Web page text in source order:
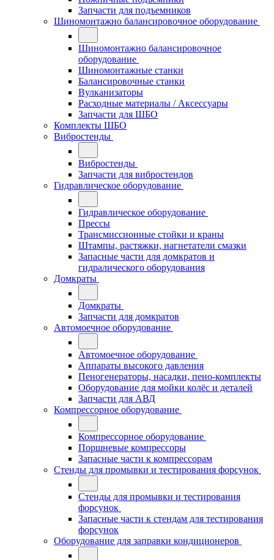
Запчасти для подъемников
Шиномонтажно балансировочное оборудование
Шиномонтажно балансировочное
оборудование
Шиномонтажные станки
Балансировочные станки
Вулканизаторы
Расходные материалы / Аксессуары
Запчасти для ШБО
Комплекты ШБО
Вибростенды
Вибростенды
Запчасти для вибростендов
Гидравлическое оборудование
Гидравлическое оборудование
Прессы
Трансмиссионные стойки и краны
Штампы, растяжки, нагнетатели смазки
Запасные части для домкратов и
гидралического оборудования
Домкраты
Домкраты
Запчасти для домкратов
Автомоечное оборудование
Автомоечное оборудование
Аппараты высокого давления
Пеногенераторы, насадки, пено-комплекты
Оборудование для мойки колёс и деталей
Запчасти для АВД
Компрессорное оборудование
Компрессорное оборудование
Поршневые компрессоры
Запасные части к компрессорам
Стенды для промывки и тестирования форсунок
Стенды для промывки и тестирования
форсунок
Запасные части к стендам для тестирования
форсунок
Оборудование для заправки кондиционеров